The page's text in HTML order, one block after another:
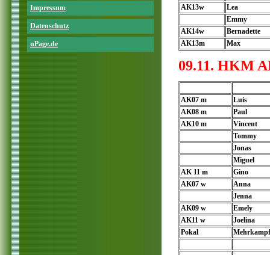
Impressum
Datenschutz
nPage.de
AK13w
Lea
Emmy
AK14w
Bernadette
AK13m
Max
09.11. HKM
AK07 m
Luis
AK08 m
Paul
AK10 m
Vincent
Tommy
Jonas
Miguel
AK 11 m
Gino
AK07 w
Anna
Jenna
AK09 w
Emely
AK11 w
Joelina
Pokal
Mehrkampf